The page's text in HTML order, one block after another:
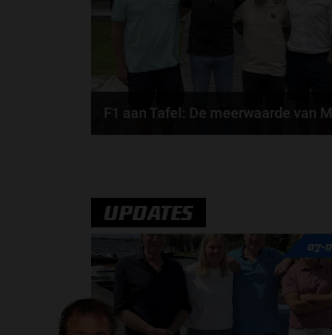
F1 aan Tafel: De meerwaarde van
doorde redactie van Grand Prix Radio
UPDATES
07-